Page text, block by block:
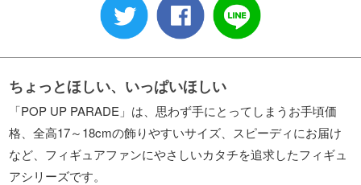
ちょっとほしい、いっぱいほしい
「POP UP PARADE」は、思わず手にとってしまうお手頃価
格、全高17～18cmの飾りやすいサイズ、スピーディにお届け
など、フィギュアファンにやさしいカタチを追求したフィギュ
アシリーズです。